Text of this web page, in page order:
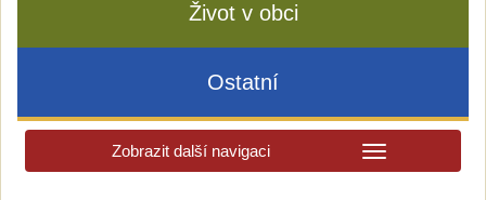
Život v obci
Ostatní
Zobrazit další navigaci